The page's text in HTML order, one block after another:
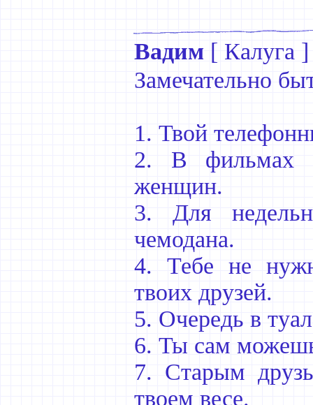
Вадим [ Калуга ]
Замечательно
1. Твой
2. В фильмах
женщин.
3. Для
чемодана.
4. Тебе не
твоих друзей.
5. Очередь в
6. Ты сам
7. Старым
твоем весе.